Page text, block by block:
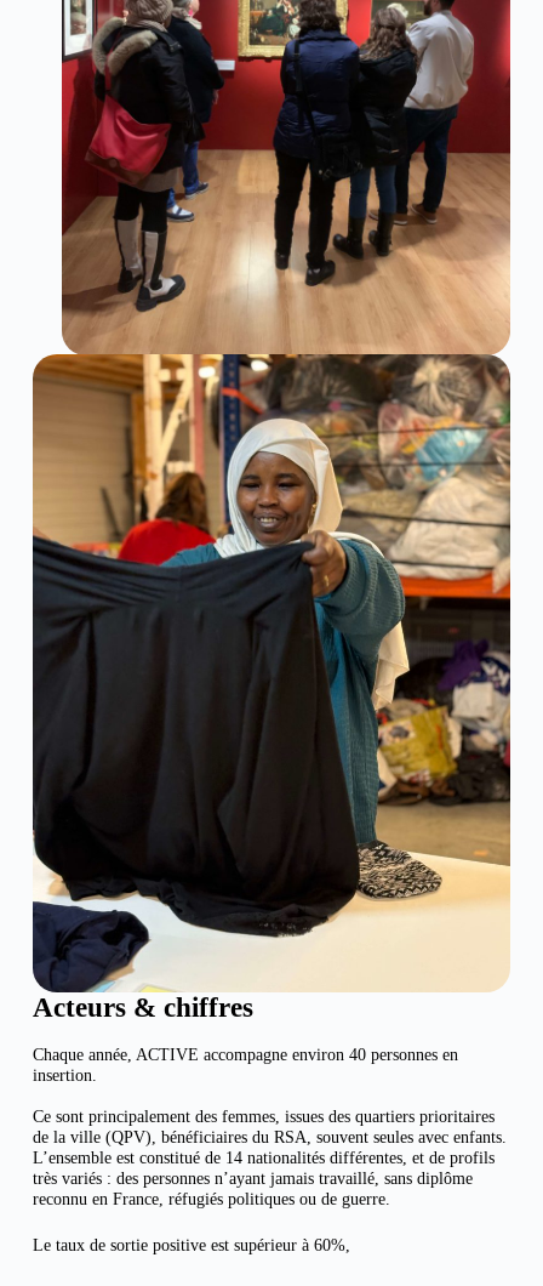
Acteurs & chiffres
Chaque année, ACTIVE accompagne environ 40 personnes en
insertion.
Ce sont principalement des femmes, issues des quartiers prioritaires
de la ville (QPV), bénéficiaires du RSA, souvent seules avec enfants.
L’ensemble est constitué de 14 nationalités différentes, et de profils
très variés : des personnes n’ayant jamais travaillé, sans diplôme
reconnu en France, réfugiés politiques ou de guerre.
Le taux de sortie positive est supérieur à 60%,